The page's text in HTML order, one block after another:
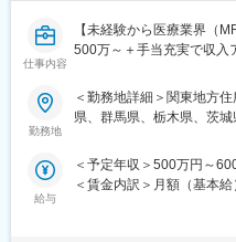
入社後は導入研修を受講
制は万全で、医療機器営
■ＭＩフォースの魅力：
ーがきめ細やかにフォロ
業活動が行えます。
仕事内容
【未経験から医療業界（
500万～＋手当充実で収入
＜入社月について＞
入社月が決まっているた
勤務地
＜勤務地詳細＞関東地方
県、群馬県、栃木県、茨
給与
＜予定年収＞500万円～
＜賃金内訳＞月額（基本